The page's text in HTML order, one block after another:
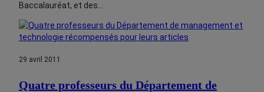
Baccalauréat, et des…
29 avril 2011
Quatre professeurs du Département de